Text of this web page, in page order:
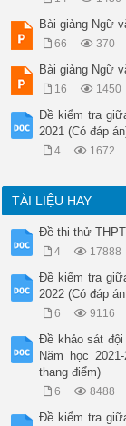
Bài giảng Ngữ
66 370
Bài giảng Ngữ
16 1450
Đề kiểm tra
2021 (Có đáp
4 1672
TÀI LIỆU HAY
Đề thi thử
4 17888
Đề kiểm tra
2022 (Có đáp
6 9116
Đề khảo sát
Năm học
thang điểm)
6 8488
Đề kiểm tra